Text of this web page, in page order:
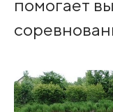
помогает